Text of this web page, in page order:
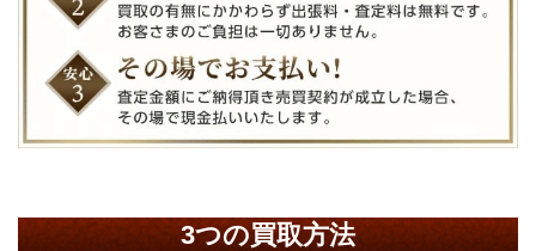
3つの買取方法